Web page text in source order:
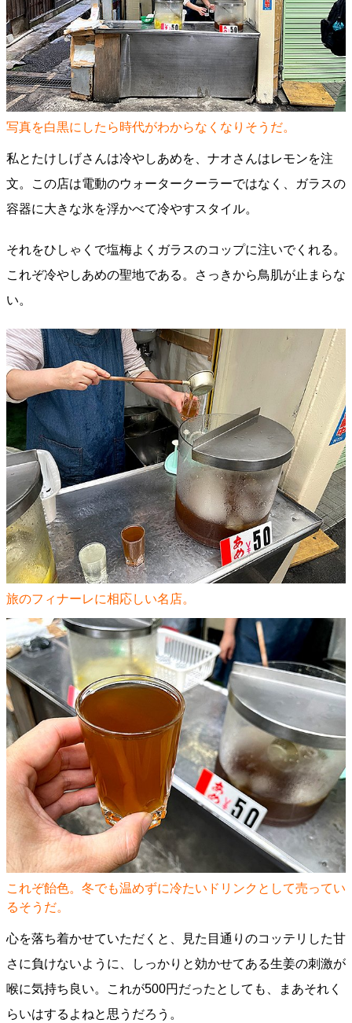
写真を白黒にしたら時代がわからなくなりそうだ。
私とたけしげさんは冷やしあめを、ナオさんはレモンを注
文。この店は電動のウォータークーラーではなく、ガラスの
容器に大きな氷を浮かべて冷やすスタイル。
それをひしゃくで塩梅よくガラスのコップに注いでくれる。
これぞ冷やしあめの聖地である。さっきから鳥肌が止まらな
い。
旅のフィナーレに相応しい名店。
これぞ飴色。冬でも温めずに冷たいドリンクとして売ってい
るそうだ。
心を落ち着かせていただくと、見た目通りのコッテリした甘
さに負けないように、しっかりと効かせてある生姜の刺激が
喉に気持ち良い。これが500円だったとしても、まあそれく
らいはするよねと思うだろう。